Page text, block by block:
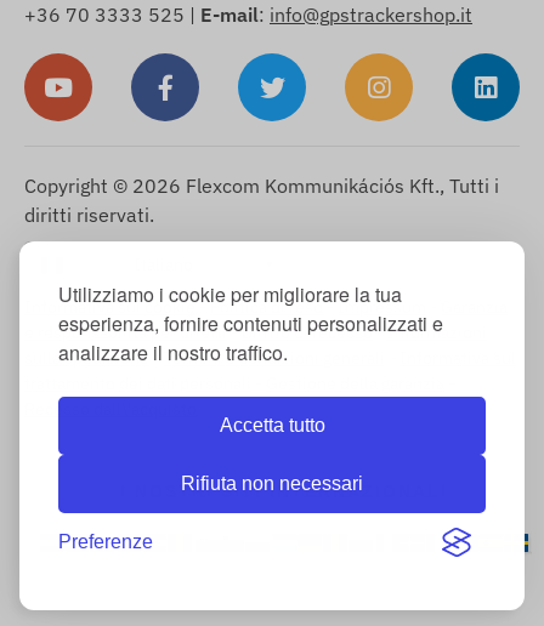
Utilizziamo i cookie per migliorare la tua
esperienza, fornire contenuti personalizzati e
analizzare il nostro traffico.
Accetta tutto
Rifiuta non necessari
Preferenze
+36 70 3333 525 | E-mail: info@gpstrackershop.it
Copyright © 2026 Flexcom Kommunikációs Kft., Tutti i
diritti riservati.
Informativa sui cookie-Politica di reso-Impressum
e responsabilità per difetti-Diritto di recesso-Informazioni
sulla spedizione - Termini e condizioni generali
I NOSTRI SITI INTERNAZIONALI